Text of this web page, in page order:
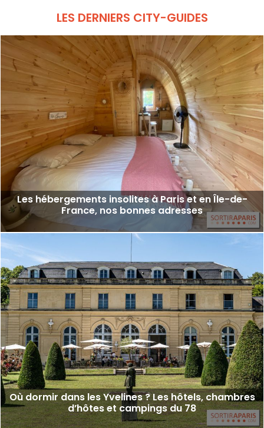
LES DERNIERS CITY-GUIDES
Les hébergements insolites à Paris et en Île-de-
France, nos bonnes adresses
Où dormir dans les Yvelines ? Les hôtels, chambres
d’hôtes et campings du 78